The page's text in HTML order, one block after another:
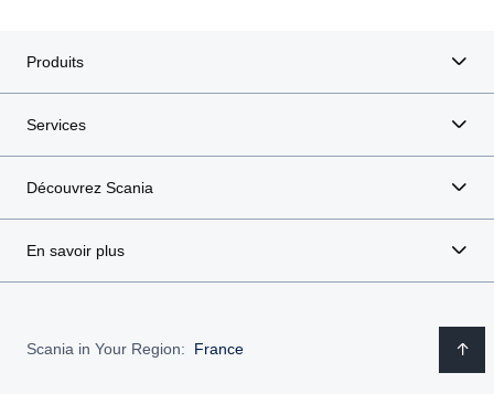
Produits
Services
Découvrez Scania
En savoir plus
Scania in Your Region: France